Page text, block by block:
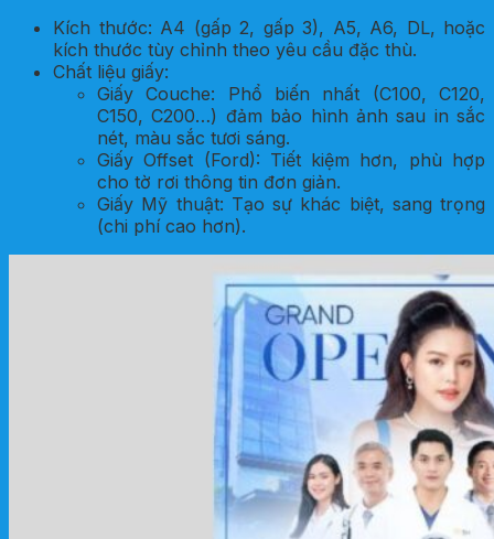
Kích thước: A4 (gấp 2, gấp 3), A5, A6, DL, hoặc
kích thước tùy chỉnh theo yêu cầu đặc thù.
Chất liệu giấy:
Giấy Couche: Phổ biến nhất (C100, C120,
C150, C200…) đảm bảo hình ảnh sau in sắc
nét, màu sắc tươi sáng.
Giấy Offset (Ford): Tiết kiệm hơn, phù hợp
cho tờ rơi thông tin đơn giản.
Giấy Mỹ thuật: Tạo sự khác biệt, sang trọng
(chi phí cao hơn).